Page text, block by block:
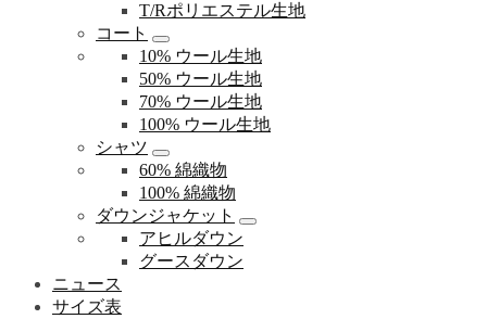
T/Rポリエステル生地
コート
10% ウール生地
50% ウール生地
70% ウール生地
100% ウール生地
シャツ
60% 綿織物
100% 綿織物
ダウンジャケット
アヒルダウン
グースダウン
ニュース
サイズ表